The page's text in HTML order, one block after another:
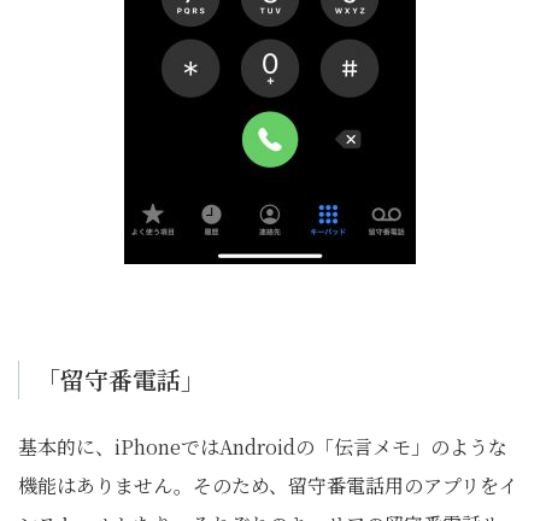
「留守番電話」
基本的に、iPhoneではAndroidの「伝言メモ」のような
機能はありません。そのため、留守番電話用のアプリをイ